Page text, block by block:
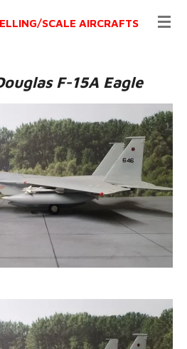
SCALE AIRCRAFTS
F-15A Eagle